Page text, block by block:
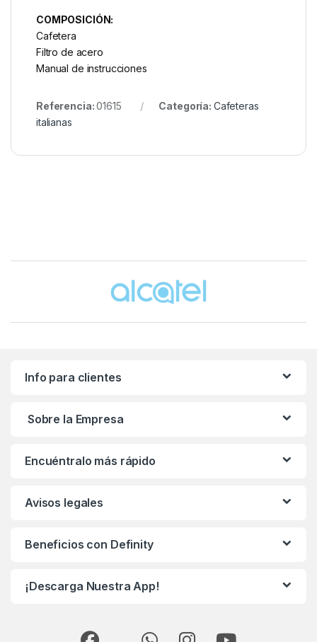
COMPOSICIÓN:
Cafetera
Filtro de acero
Manual de instrucciones
Referencia:01615 Categoría: Cafeteras
italianas
Info para clientes
Sobre la Empresa
Encuéntralo más rápido
Avisos legales
Beneficios con Definity
¡Descarga Nuestra App!